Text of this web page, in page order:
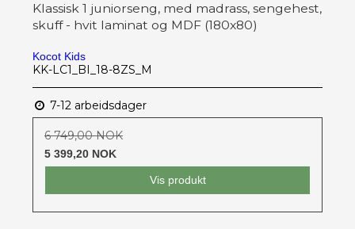
Klassisk 1 juniorseng, med madrass, sengehest,
skuff - hvit laminat og MDF (180x80)
Kocot Kids
KK-LC1_BI_18-8ZS_M
7-12 arbeidsdager
6 749,00 NOK
5 399,20 NOK
Vis produkt